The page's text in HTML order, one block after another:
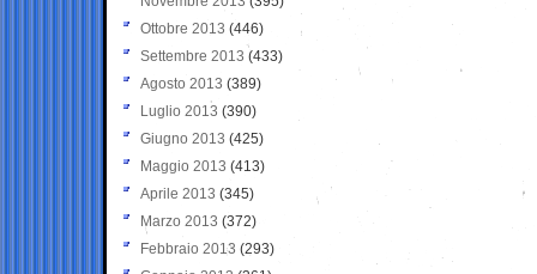
Ottobre 2013 (446)
Settembre 2013 (433)
Agosto 2013 (389)
Luglio 2013 (390)
Giugno 2013 (425)
Maggio 2013 (413)
Aprile 2013 (345)
Marzo 2013 (372)
Febbraio 2013 (293)